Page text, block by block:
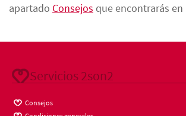
apartado Consejos que encontrarás en
Servicios 2son2
Consejos